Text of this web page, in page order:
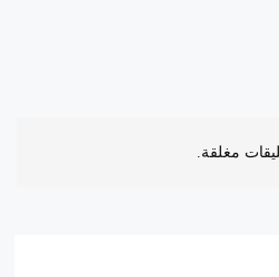
مغلقة.